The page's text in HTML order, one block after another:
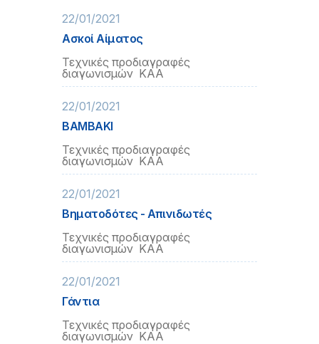
22/01/2021
Ασκοί Αίματος
Τεχνικές προδιαγραφές
διαγωνισμών ΚΑΑ
22/01/2021
ΒΑΜΒΑΚΙ
Τεχνικές προδιαγραφές
διαγωνισμών ΚΑΑ
22/01/2021
Βηματοδότες - Απινιδωτές
Τεχνικές προδιαγραφές
διαγωνισμών ΚΑΑ
22/01/2021
Γάντια
Τεχνικές προδιαγραφές
διαγωνισμών ΚΑΑ